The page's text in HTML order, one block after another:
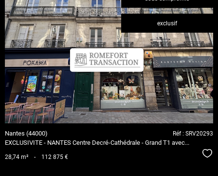
exclusif
voir le
bien
Nantes (44000)
EXCLUSIVITE - NANTES Centre Decré-Cathédrale - Grand T1 avec...
Réf : SRV20293
28,74 m² - 112 875 €